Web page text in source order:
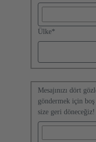
Ülke*
Mesajınızı dört
göndermek için boş
size geri döneceğiz!